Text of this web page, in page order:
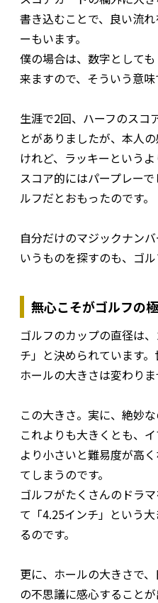
書き込むことで、良い流
ーもいます。
僕の場合は、数字として
来ますので、そういう意味
生涯で2回、ハーフのスコ
とがありましたが、本人
けれど、ラッキーという
スコア的にはパープレー
ルフだとおもったのです。
自分だけのマジックナン
いうものを探すのも、ゴル
無心こそがゴルフの
ゴルフのカップの直径は
チ」と決められています。
ホールの大きさは変わりま
この大きさ。実に、絶妙な
これよりも大きくとも、
より小さいと難易度が高
てしまうのです。
ゴルフがたくさんのドラ
て「4.25インチ」という
るのです。
更に、ホールの大きさで
の不思議に感心することが